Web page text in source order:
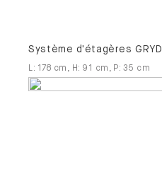
Système d'étagères GRYD
L: 178 cm , H : 91 cm , P: 35 cm